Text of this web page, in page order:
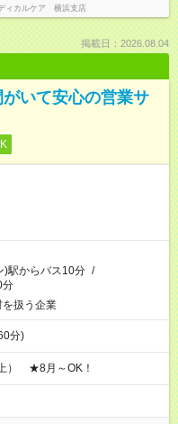
ィカルケア 横浜支店
掲載日：2026.08.04
いて安心の営業サ
)駅からバス10分 /
分
扱う企業
分)
） ★8月～OK！